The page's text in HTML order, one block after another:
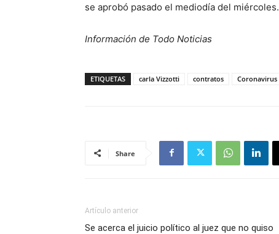
se aprobó pasado el mediodía del miércoles.
Información de Todo Noticias
ETIQUETAS carla Vizzotti contratos Coronavirus
Share
Artículo anterior
Se acerca el juicio político al juez que no quiso